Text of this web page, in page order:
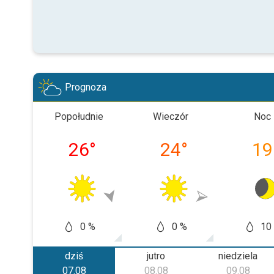
Prognoza
Popołudnie
26°
0 %
Wieczór
24°
0 %
Noc
19
10
dziś
07.08
jutro
08.08
niedziela
09.08